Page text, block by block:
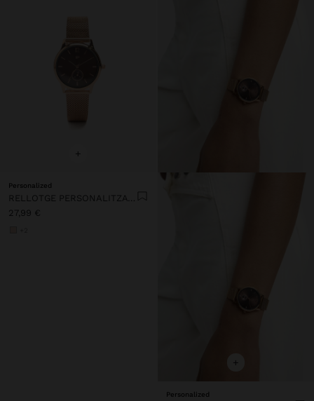
+
Personalized
RELLOTGE PERSONALITZAT D'ACER INOXIDABLE
27,99 €
+
Personalized